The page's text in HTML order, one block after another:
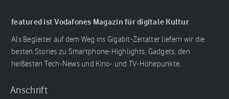
featured ist Vodafones Magazin für digitale Kultur
Als Begleiter auf dem Weg ins Gigabit-Zeitalter liefern wir die
besten Stories zu Smartphone-Highlights, Gadgets, den
heißesten Tech-News und Kino- und TV-Höhepunkte.
Anschrift